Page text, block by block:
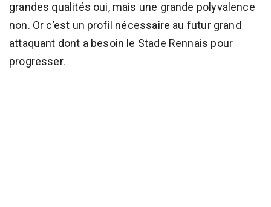
grandes qualités oui, mais une grande polyvalence
non. Or c’est un profil nécessaire au futur grand
attaquant dont a besoin le Stade Rennais pour
progresser.